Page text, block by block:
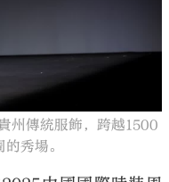
州傳統服飾，跨越1500
秀場。